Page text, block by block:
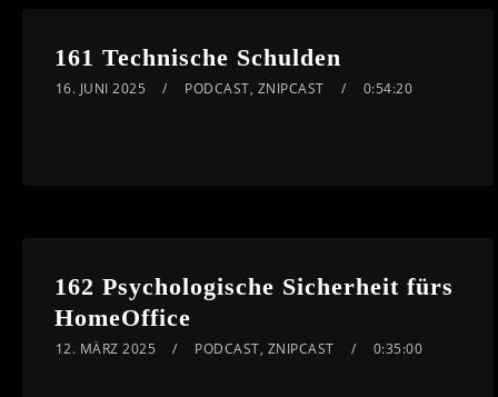
161 Technische Schulden
16. JUNI 2025 PODCAST, ZNIPCAST 0:54:20
162 Psychologische Sicherheit fürs
HomeOffice
12. MÄRZ 2025 PODCAST, ZNIPCAST 0:35:00